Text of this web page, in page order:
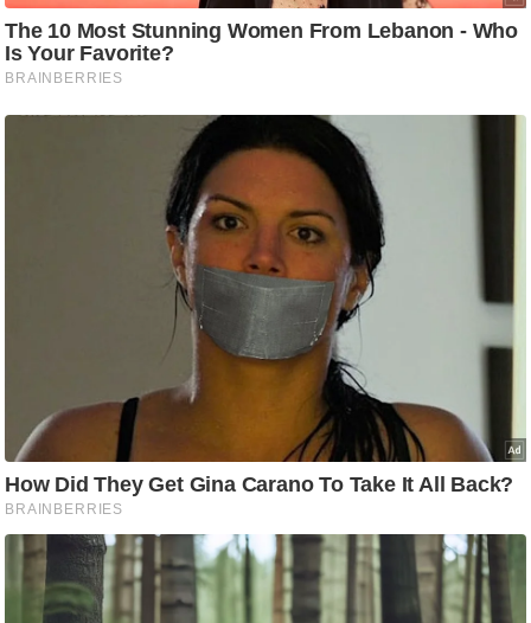
/
फै
श
न
स्थ
ल
फि
ट
ने
स